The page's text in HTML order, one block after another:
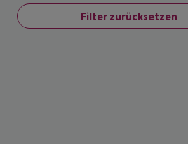
Filter zurücksetzen